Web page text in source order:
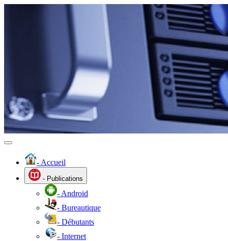
- Accueil
- Publications
- Android
- Bureautique
- Débutants
- Internet